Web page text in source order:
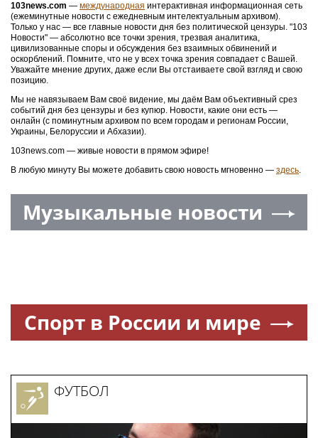
103news.com — международная интерактивная информационная сеть
(ежеминутные новости с ежедневным интелектуальным архивом).
Только у нас — все главные новости дня без политической цензуры. "103
Новости" — абсолютно все точки зрения, трезвая аналитика,
цивилизованные споры и обсуждения без взаимных обвинений и
оскорблений. Помните, что не у всех точка зрения совпадает с Вашей.
Уважайте мнение других, даже если Вы отстаиваете свой взгляд и свою
позицию.
Мы не навязываем Вам своё видение, мы даём Вам объективный срез
событий дня без цензуры и без купюр. Новости, какие они есть —
онлайн (с поминутным архивом по всем городам и регионам России,
Украины, Белоруссии и Абхазии).
103news.com — живые новости в прямом эфире!
В любую минуту Вы можете добавить свою новость мгновенно — здесь.
Музыкальные новости
Спорт в России и мире
ФУТБОЛ